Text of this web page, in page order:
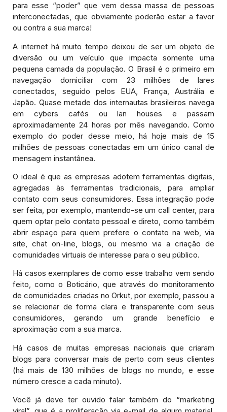
para esse “poder” que vem dessa massa de pessoas
interconectadas, que obviamente poderão estar a favor
ou contra a sua marca!
A internet há muito tempo deixou de ser um objeto de
diversão ou um veículo que impacta somente uma
pequena camada da população. O Brasil é o primeiro em
navegação domiciliar com 23 milhões de lares
conectados, seguido pelos EUA, França, Austrália e
Japão. Quase metade dos internautas brasileiros navega
em cybers cafés ou lan houses e passam
aproximadamente 24 horas por mês navegando. Como
exemplo do poder desse meio, há hoje mais de 15
milhões de pessoas conectadas em um único canal de
mensagem instantânea.
O ideal é que as empresas adotem ferramentas digitais,
agregadas às ferramentas tradicionais, para ampliar
contato com seus consumidores. Essa integração pode
ser feita, por exemplo, mantendo-se um call center, para
quem optar pelo contato pessoal e direto, como também
abrir espaço para quem prefere o contato na web, via
site, chat on-line, blogs, ou mesmo via a criação de
comunidades virtuais de interesse para o seu público.
Há casos exemplares de como esse trabalho vem sendo
feito, como o Boticário, que através do monitoramento
de comunidades criadas no Orkut, por exemplo, passou a
se relacionar de forma clara e transparente com seus
consumidores, gerando um grande benefício e
aproximação com a sua marca.
Há casos de muitas empresas nacionais que criaram
blogs para conversar mais de perto com seus clientes
(há mais de 130 milhões de blogs no mundo, e esse
número cresce a cada minuto).
Você já deve ter ouvido falar também do “marketing